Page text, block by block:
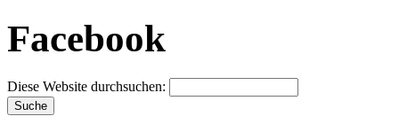
Facebook
Diese Website durchsuchen: